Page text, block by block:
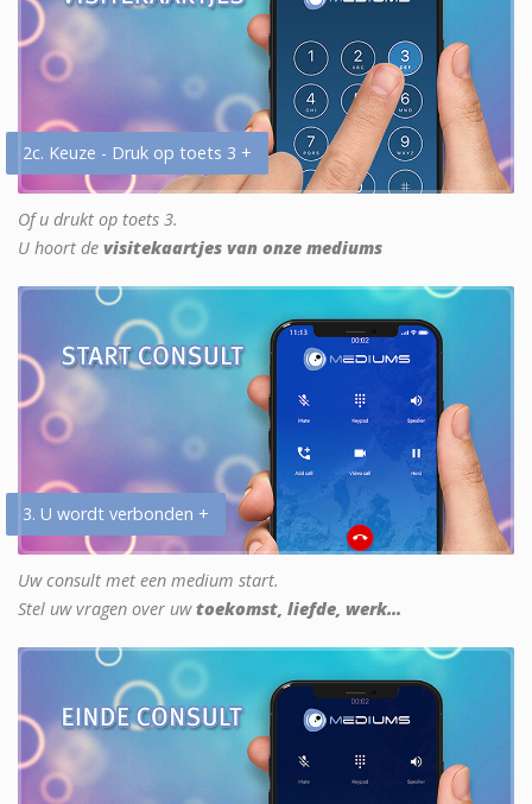
2c. Keuze - Druk op toets 3 +
Of u drukt op toets 3.
U hoort de visitekaartjes van onze mediums
3. U wordt verbonden +
Uw consult met een medium start.
Stel uw vragen over uwtoekomst, liefde, werk...